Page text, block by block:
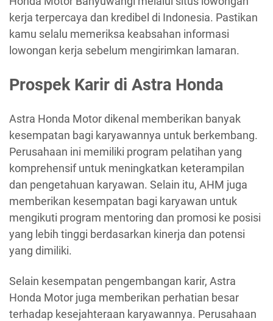
kerja terpercaya dan kredibel di Indonesia. Pastikan
kamu selalu memeriksa keabsahan informasi
lowongan kerja sebelum mengirimkan lamaran.
Prospek Karir di Astra Honda
Astra Honda Motor dikenal memberikan banyak
kesempatan bagi karyawannya untuk berkembang.
Perusahaan ini memiliki program pelatihan yang
komprehensif untuk meningkatkan keterampilan
dan pengetahuan karyawan. Selain itu, AHM juga
memberikan kesempatan bagi karyawan untuk
mengikuti program mentoring dan promosi ke posisi
yang lebih tinggi berdasarkan kinerja dan potensi
yang dimiliki.
Selain kesempatan pengembangan karir, Astra
Honda Motor juga memberikan perhatian besar
terhadap kesejahteraan karyawannya. Perusahaan